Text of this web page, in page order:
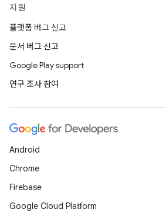
지원
플랫폼 버그 신고
문서 버그 신고
Google Play support
연구 조사 참여
Android
Chrome
Firebase
Google Cloud Platform